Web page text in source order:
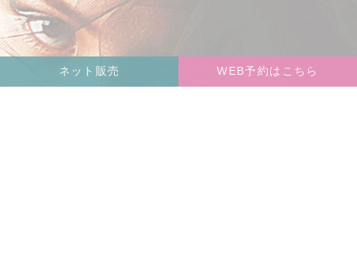
ネット販売 WEB予約はこちら